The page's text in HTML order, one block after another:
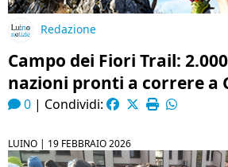
Redazione
Campo dei Fiori Trail:
nazioni pronti a correre a
0 | Condividi:
LUINO | 19 FEBBRAIO 2026